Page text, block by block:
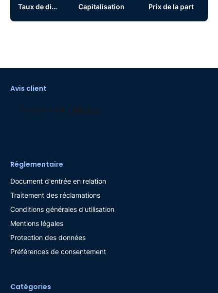
Taux de distribution Capitalisation Prix de la part
Avis client
Réglementaire
Document d'entrée en relation
Traitement des réclamations
Conditions générales d'utilisation
Mentions légales
Protection des données
Préférences de consentement
Catégories